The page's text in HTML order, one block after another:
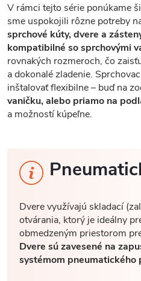
V rámci tejto série ponúkame
sme uspokojili rôzne potreby
sprchové kúty, dvere a
kompatibilné so sprchovými
rovnakých rozmeroch, čo
a dokonalé zladenie.
inštalovať flexibilne – buď na
vaničku, alebo priamo na
a možností kúpeľne.
Dvere využívajú skladací
otvárania, ktorý je ideálny
obmedzeným priestorom
Dvere sú zavesené na
systémom pneumatického